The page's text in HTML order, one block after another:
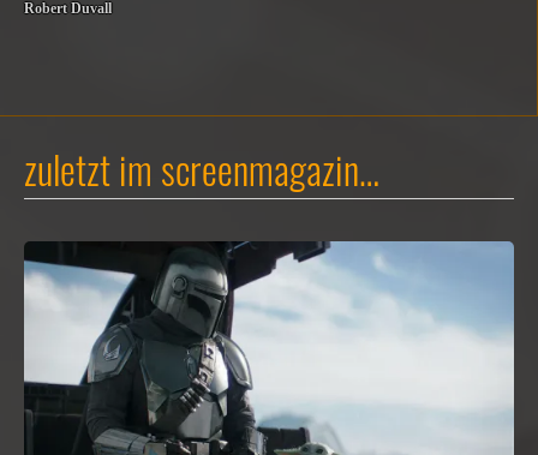
Robert Duvall
zuletzt im screenmagazin…